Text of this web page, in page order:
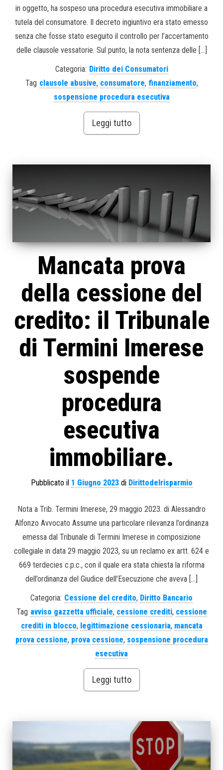
in oggetto, ha sospeso una procedura esecutiva immobiliare a
tutela del consumatore. Il decreto ingiuntivo era stato emesso
senza che fosse stato eseguito il controllo per l’accertamento
delle clausole vessatorie. Sul punto, la nota sentenza delle […]
Categoria: Diritto dei Consumatori
Tag clausole abusive, consumatore, finanziamento,
sospensione procedura esecutiva
Leggi tutto
Mancata prova
della cessione del
credito: il Tribunale
di Termini Imerese
sospende
procedura
esecutiva
immobiliare.
Pubblicato il 1 Giugno 2023di Dirittodelrisparmio
Nota a Trib. Termini Imerese, 29 maggio 2023. di Alessandro
Alfonzo Avvocato Assume una particolare rilevanza l’ordinanza
emessa dal Tribunale di Termini Imerese in composizione
collegiale in data 29 maggio 2023, su un reclamo ex artt. 624 e
669 terdecies c.p.c., con il quale era stata chiesta la riforma
dell’ordinanza del Giudice dell’Esecuzione che aveva […]
Categoria: Cessione del credito, Diritto Bancario
Tag avviso gazzetta ufficiale, cessione crediti, cessione
crediti in blocco, legittimazione cessionaria, mancata
prova cessione, prova cessione, sospensione procedura
esecutiva
Leggi tutto